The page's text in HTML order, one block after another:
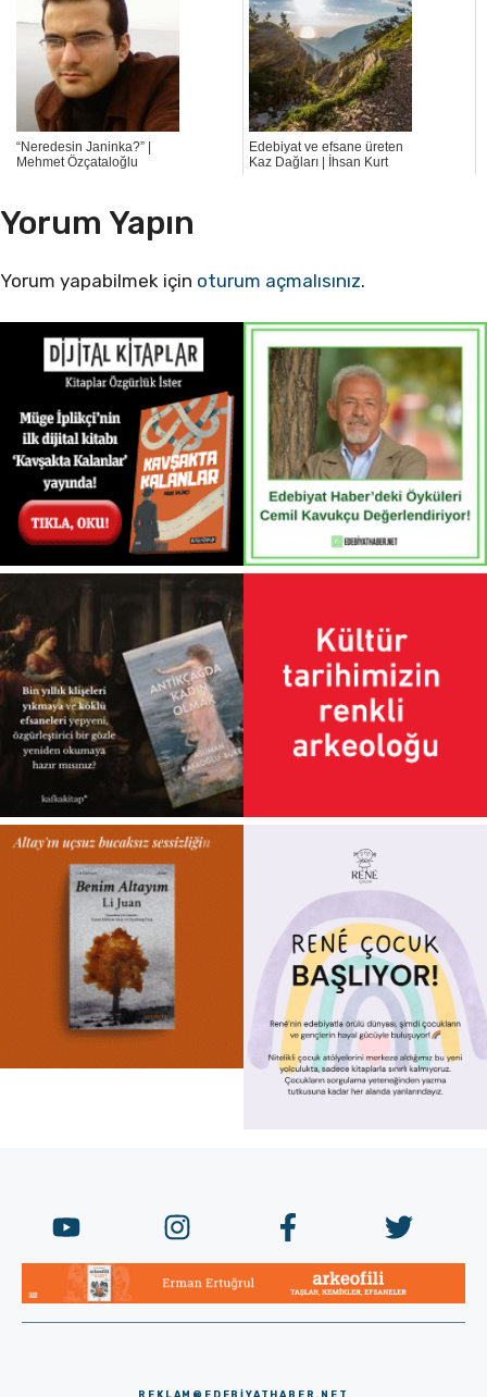
“Neredesin Janinka?” |
Mehmet Özçataloğlu
Edebiyat ve efsane üreten
Kaz Dağları | İhsan Kurt
Yorum Yapın
Yorum yapabilmek için oturum açmalısınız.
REKLAM@EDEBIYATHABER.NET